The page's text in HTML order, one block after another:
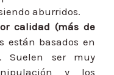
aburridos.
calidad (más de
están basados en
Suelen ser muy
y los